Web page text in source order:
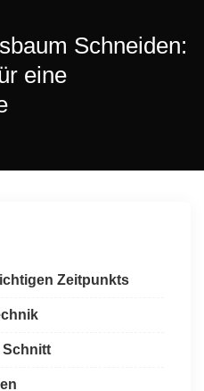
Schneiden:
eine
Zeitpunkts
Schnitt